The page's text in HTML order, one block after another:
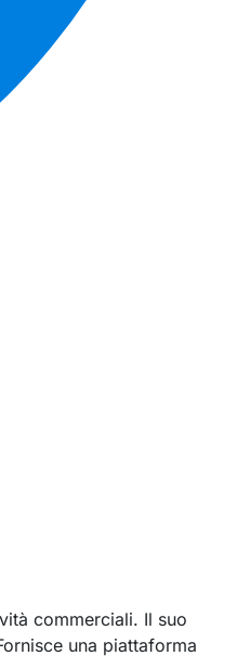
commerciali. Il suo
una piattaforma